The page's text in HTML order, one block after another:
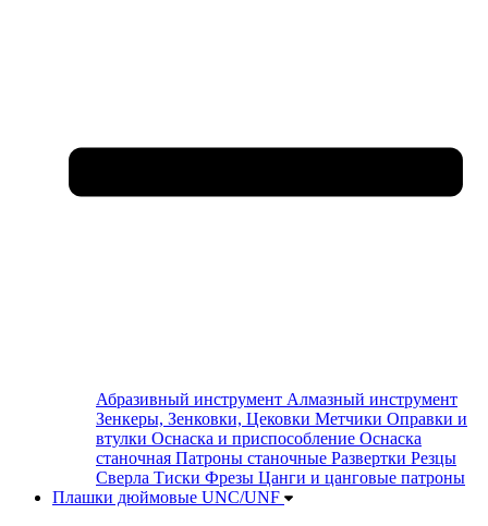
Абразивный инструмент Алмазный инструмент
Зенкеры, Зенковки, Цековки Метчики Оправки и
втулки Оснаска и приспособление Оснаска
станочная Патроны станочные Развертки Резцы
Сверла Тиски Фрезы Цанги и цанговые патроны
Плашки дюймовые UNC/UNF